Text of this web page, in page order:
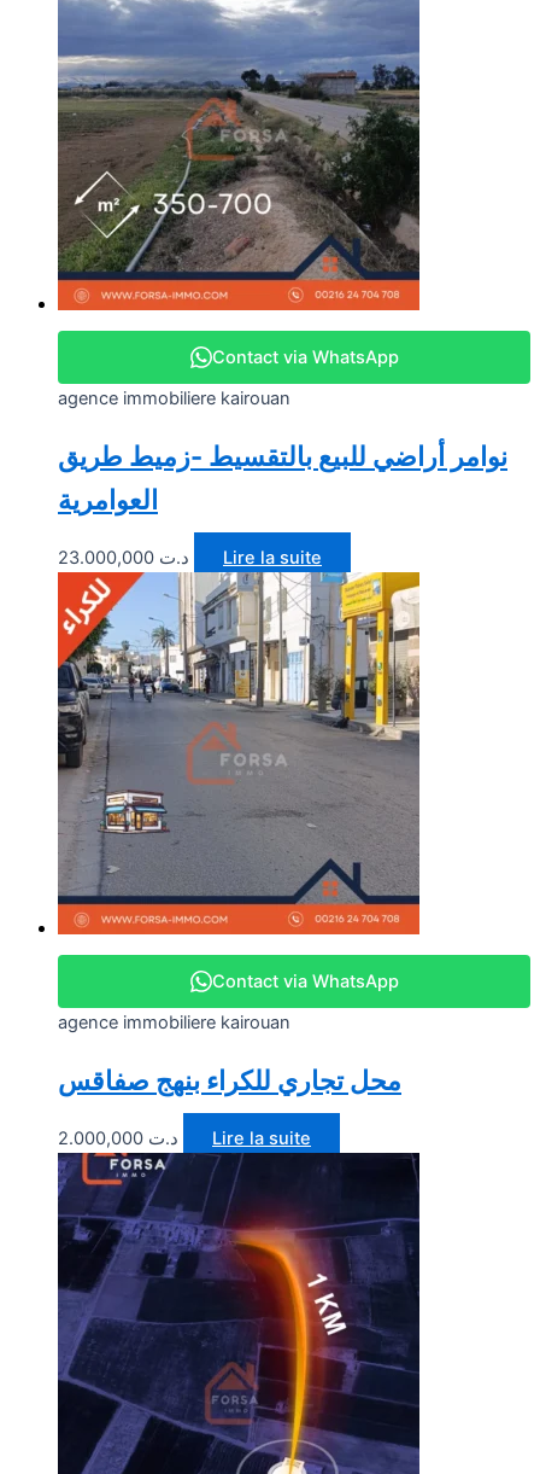
Contact via WhatsApp
agence immobiliere kairouan
نوامر أراضي للبيع بالتقسيط -زميط طريق
العوامرية
د.ت Lire la suite
Contact via WhatsApp
agence immobiliere kairouan
محل تجاري للكراء بنهج صفاقس
د.ت Lire la suite